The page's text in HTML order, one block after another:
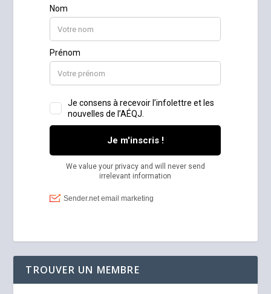
TROUVER UN MEMBRE